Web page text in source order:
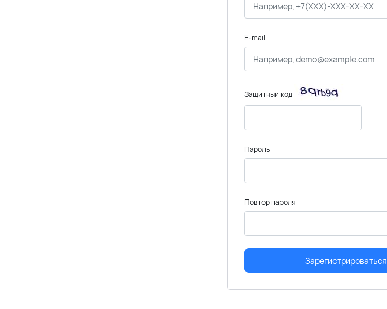
E-mail
Защитный код
Пароль
Повтор пароля
Зарегистрироваться